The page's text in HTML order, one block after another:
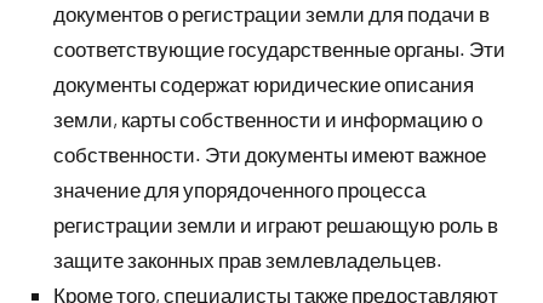
документов о регистрации земли для подачи в
соответствующие государственные органы. Эти
документы содержат юридические описания
земли, карты собственности и информацию о
собственности. Эти документы имеют важное
значение для упорядоченного процесса
регистрации земли и играют решающую роль в
защите законных прав землевладельцев.
Кроме того, специалисты также предоставляют